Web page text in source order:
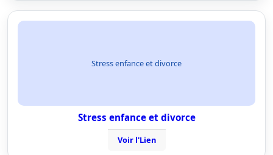
Stress enfance et divorce
Stress enfance et divorce
Voir l'Lien